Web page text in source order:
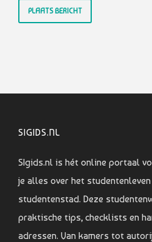
SIGIDS.NL
SIgids.nl is hét online portaal
je alles over het studentenleven
studentenstad. Deze
praktische tips, checklists en
adressen. Van kamers tot